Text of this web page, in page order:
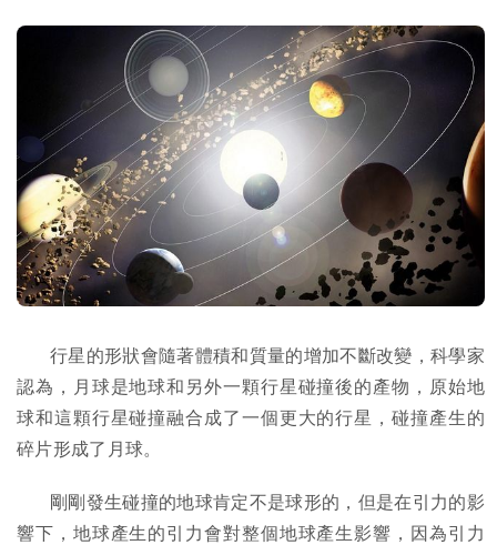
行星的形狀會隨著體積和質量的增加不斷改變，科學家
認為，月球是地球和另外一顆行星碰撞後的產物，原始地
球和這顆行星碰撞融合成了一個更大的行星，碰撞產生的
碎片形成了月球。
剛剛發生碰撞的地球肯定不是球形的，但是在引力的影
響下，地球產生的引力會對整個地球產生影響，因為引力